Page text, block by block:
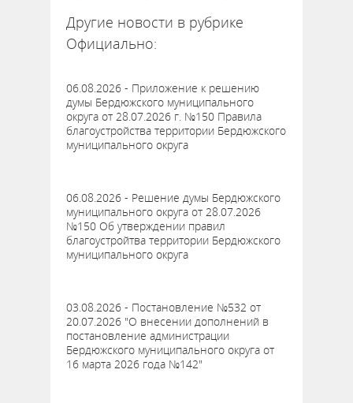
Другие новости в рубрике
Официально:
06.08.2026 - Приложение к решению
думы Бердюжского муниципального
округа от 28.07.2026 г. №150 Правила
благоустройства территории Бердюжского
муниципального округа
06.08.2026 - Решение думы Бердюжского
муниципального округа от 28.07.2026
№150 Об утверждении правил
благоустройтва территории Бердюжского
муниципального округа
03.08.2026 - Постановление №532 от
20.07.2026 "О внесении дополнений в
постановление администрации
Бердюжского муниципального округа от
16 марта 2026 года №142"